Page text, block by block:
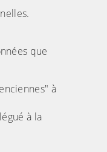
que
à
à la